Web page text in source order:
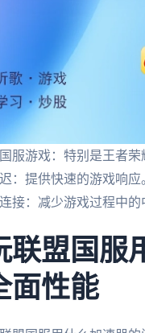
服游戏：特别是王者荣
：提供快速的游戏响应
接：减少游戏过程中的
联盟国服
面性能